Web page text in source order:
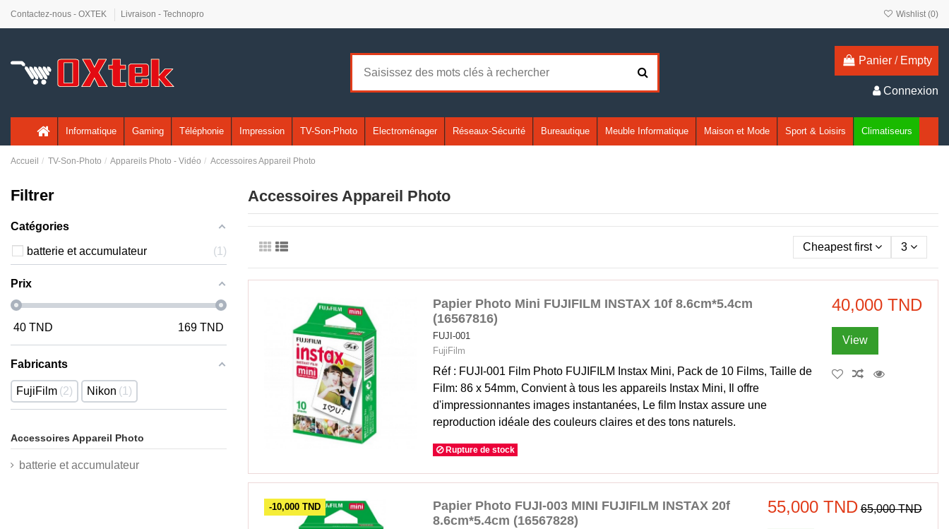
Contactez-nous - OXTEK Livraison - Technopro Wishlist (0)
Panier / Empty
Connexion
Informatique Gaming Téléphonie Impression TV-Son-Photo Electroménager Réseaux-Sécurité Bureautique Meuble Informatique Maison et Mode Sport & Loisirs Climatiseurs
Accueil TV-Son-Photo Appareils Photo - Vidéo Accessoires Appareil Photo
Accessoires Appareil Photo
Cheapest first 3
Papier Photo Mini FUJIFILM INSTAX 10f 8.6cm*5.4cm
(16567816)
FUJI-001
FujiFilm
Réf : FUJI-001 Film Photo FUJIFILM Instax Mini, Pack de 10 Films, Taille de
Film: 86 x 54mm, Convient à tous les appareils Instax Mini, Il offre
d'impressionnantes images instantanées, Le film Instax assure une
reproduction idéale des couleurs claires et des tons naturels.
Rupture de stock
40,000 TND
View
-10,000 TND
Papier Photo FUJI-003 MINI FUJIFILM INSTAX 20f
8.6cm*5.4cm (16567828)
55,000 TND 65,000 TND
Filtrer
Catégories
batterie et accumulateur 1
Prix
40 TND 169 TND
Fabricants
FujiFilm 2 Nikon 1
Accessoires Appareil Photo
batterie et accumulateur